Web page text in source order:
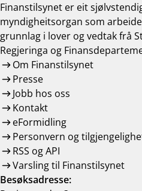
Finanstilsynet er eit
myndigheitsorgan som
grunnlag i lover og vedtak frå
Regjeringa og
Om Finanstilsynet
Presse
Jobb hos oss
Kontakt
eFormidling
Personvern og
RSS og API
Varsling til Finanstilsynet
Besøksadresse: